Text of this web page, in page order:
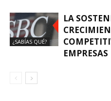
¿SABÍAS QUÉ?
LA
EMPRESAS